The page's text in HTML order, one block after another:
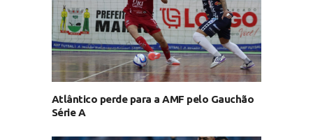
Atlântico perde para a AMF pelo Gauchão
Série A